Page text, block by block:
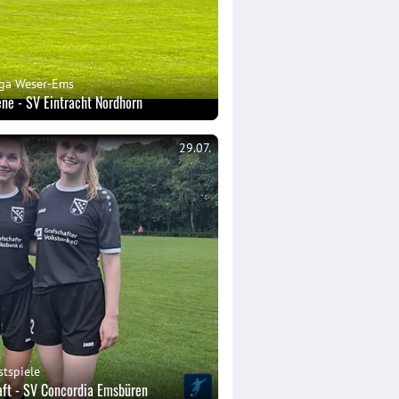
Weser-Ems
- SV Eintracht Nordhorn
29.07.
- SV Concordia Emsbüren